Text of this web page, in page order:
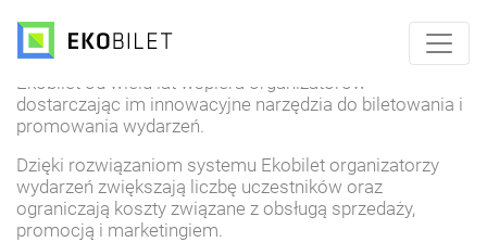
Blog Ekobilet
Ekobilet od wielu lat wspiera organizatorów
dostarczając im innowacyjne narzędzia do biletowania i
promowania wydarzeń.
Dzięki rozwiązaniom systemu Ekobilet organizatorzy
wydarzeń zwiększają liczbę uczestników oraz
ograniczają koszty związane z obsługą sprzedaży,
promocją i marketingiem.